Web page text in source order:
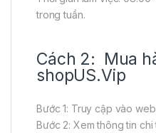
trong tuần.
Cách 2: Mua
shopUS.Vip
Bước 1: Truy cập vào
Bước 2: Xem thông tin